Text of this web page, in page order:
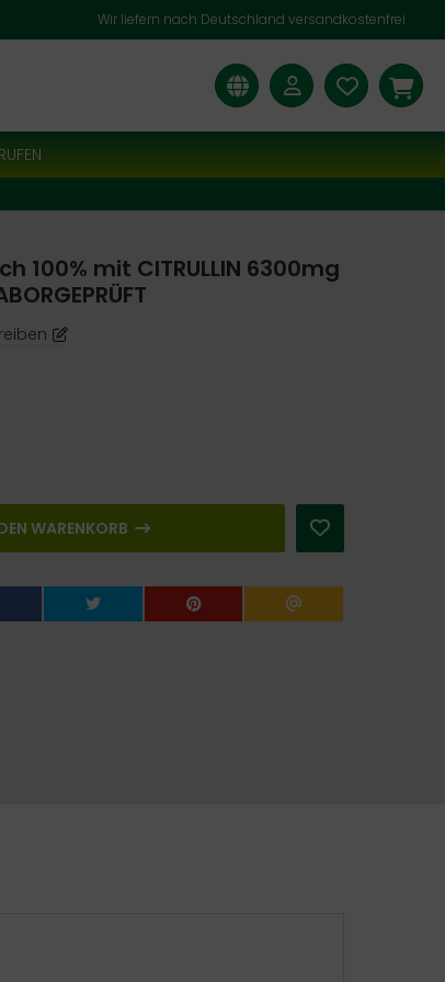
Wir liefern nach Deutschland versandkostenfrei
100% mit CITRULLIN 6300mg
WARENKORB